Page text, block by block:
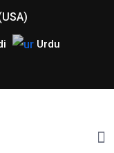
Urdu